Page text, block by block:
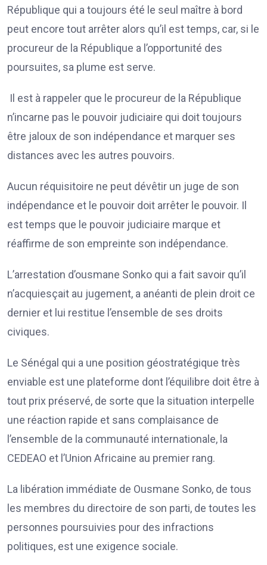
République qui a toujours été le seul maître à bord
peut encore tout arrêter alors qu’il est temps, car, si le
procureur de la République a l’opportunité des
poursuites, sa plume est serve.
Il est à rappeler que le procureur de la République
n’incarne pas le pouvoir judiciaire qui doit toujours
être jaloux de son indépendance et marquer ses
distances avec les autres pouvoirs.
Aucun réquisitoire ne peut dévêtir un juge de son
indépendance et le pouvoir doit arrêter le pouvoir. Il
est temps que le pouvoir judiciaire marque et
réaffirme de son empreinte son indépendance.
L’arrestation d’ousmane Sonko qui a fait savoir qu’il
n’acquiesçait au jugement, a anéanti de plein droit ce
dernier et lui restitue l’ensemble de ses droits
civiques.
Le Sénégal qui a une position géostratégique très
enviable est une plateforme dont l’équilibre doit être à
tout prix préservé, de sorte que la situation interpelle
une réaction rapide et sans complaisance de
l’ensemble de la communauté internationale, la
CEDEAO et l’Union Africaine au premier rang.
La libération immédiate de Ousmane Sonko, de tous
les membres du directoire de son parti, de toutes les
personnes poursuivies pour des infractions
politiques, est une exigence sociale.